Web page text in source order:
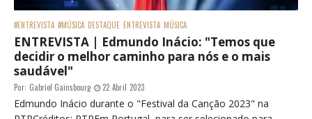
#ENTREVISTA #MÚSICA DESTAQUE ENTREVISTA MÚSICA
ENTREVISTA | Edmundo Inácio: "Temos que
decidir o melhor caminho para nós e o mais
saudável"
Por: Gabriel Gainsbourg 22 Abril 2023
Edmundo Inácio durante o "Festival da Canção 2023" na